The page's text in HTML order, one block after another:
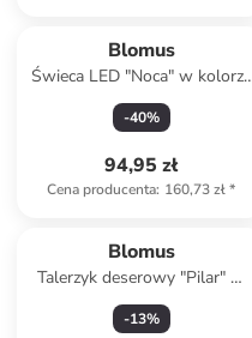
Blomus
Świeca LED "Noca" w kolorze
szarym - wys. 27 cm
-40%
94,95 zł
Cena producenta: 160,73 zł*
Blomus
Talerzyk deserowy "Pilar" w
kolorze szarym - Ø 20 cm
-13%